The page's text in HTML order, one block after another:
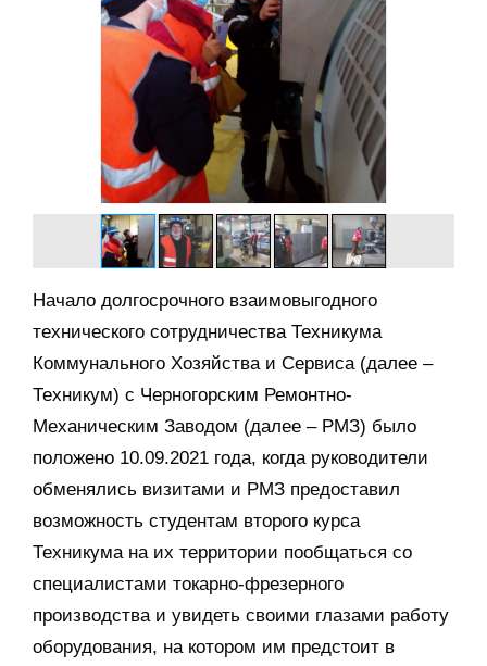
Начало долгосрочного взаимовыгодного
технического сотрудничества Техникума
Коммунального Хозяйства и Сервиса (далее –
Техникум) с Черногорским Ремонтно-
Механическим Заводом (далее – РМЗ) было
положено 10.09.2021 года, когда руководители
обменялись визитами и РМЗ предоставил
возможность студентам второго курса
Техникума на их территории пообщаться со
специалистами токарно-фрезерного
производства и увидеть своими глазами работу
оборудования, на котором им предстоит в